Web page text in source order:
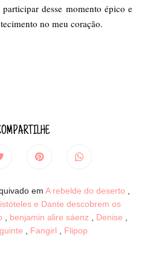
desse momento épico e
no meu coração.
em A rebelde do deserto
e Dante descobrem os
benjamin alire sáenz Denise
Fangirl Flipop